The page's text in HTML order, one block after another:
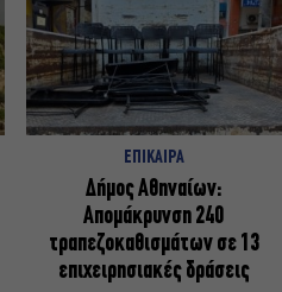
ΕΠΙΚΑΙΡΑ
Δήμος Αθηναίων:
Απομάκρυνση 240
τραπεζοκαθισμάτων σε 13
επιχειρησιακές δράσεις